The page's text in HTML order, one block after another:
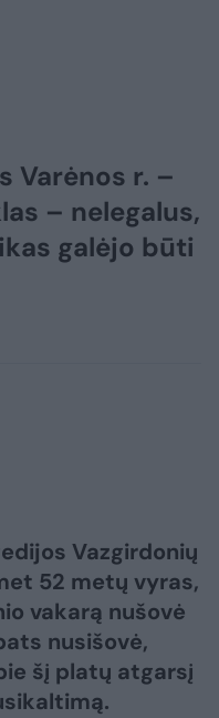
Varėnos r. –
– nelegalus,
galėjo būti
Vazgirdonių
52 metų vyras,
vakarą nušovė
nusišovė,
šį platų atgarsį